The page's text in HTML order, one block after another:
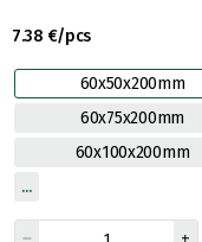
7.38 €/pcs
60x50x200mm
60x75x200mm
60x100x200mm